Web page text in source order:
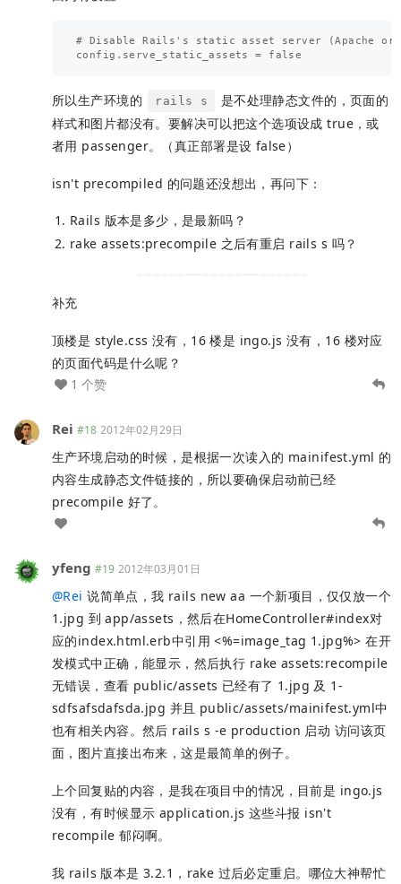
# Disable Rails's static asset server (Apache
所以生产环境的 rails s
是不处理静态文件的，页面的
样式和图片都没有。要解决可以把这个选项设成 true，或
者用 passenger。（真正部署是设 false）
isn't precompiled 的问题还没想出，再问下：
Rails 版本是多少，是最新吗？
rake assets:precompile 之后有重启 rails s 吗？
补充
顶楼是 style.css 没有，16 楼是 ingo.js 没有，16 楼对应
的页面代码是什么呢？
1 个赞
Rei #18 2012年02月29日
生产环境启动的时候，是根据一次读入的 mainifest.yml 的
内容生成静态文件链接的，所以要确保启动前已经
precompile 好了。
yfeng #19 2012年03月01日
@Rei 说简单点，我 rails new aa 一个新项目，仅仅放一个
1.jpg 到 app/assets，然后在HomeController#index对
应的index.html.erb中引用 <%=image_tag 1.jpg%> 在开
发模式中正确，能显示，然后执行 rake assets:recompile
无错误，查看 public/assets 已经有了 1.jpg 及 1-
sdfsafsdafsda.jpg 并且 public/assets/mainifest.yml中
也有相关内容。然后 rails s -e production 启动 访问该页
面，图片直接出布来，这是最简单的例子。
上个回复贴的内容，是我在项目中的情况，目前是 ingo.js
没有，有时候显示 application.js 这些斗报 isn't
recompile 郁闷啊。
我 rails 版本是 3.2.1，rake 过后必定重启。哪位大神帮忙